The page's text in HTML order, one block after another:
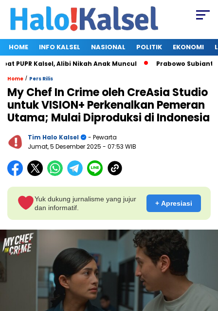
HOME INFO KALSEL NASIONAL POLITIK EKONOMI
Kalsel, Alibi Nikah Anak Muncul Prabowo Subianto
Home / Pers Rilis
My Chef In Crime oleh CreAsia Studio
untuk VISION+ Perkenalkan Pemeran
Utama; Mulai Diproduksi di Indonesia
Tim Halo Kalsel
- Pewarta
Jumat, 5 Desember 2025 - 07:53 WIB
Yuk dukung jurnalisme yang jujur
dan informatif.
+ Apresiasi